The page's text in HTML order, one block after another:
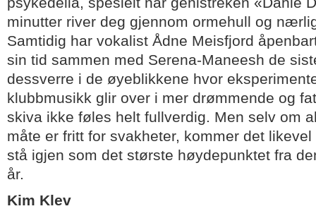
minutter river deg gjennom ormehull og
Samtidig har vokalist Ådne Meisfjord
sin tid sammen med Serena-Maneesh de
dessverre i de øyeblikkene hvor
klubbmusikk glir over i mer drømmende og
skiva ikke føles helt fullverdig. Men selv om
måte er fritt for svakheter, kommer det
stå igjen som det største høydepunktet fra
år.
Kim Klev